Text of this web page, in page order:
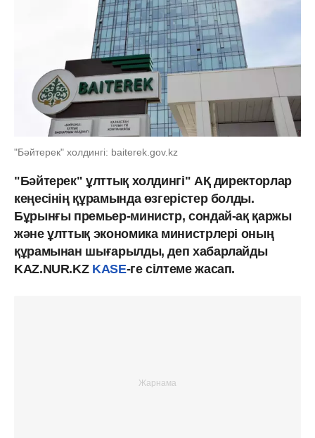
"Бәйтерек" холдингі: baiterek.gov.kz
"Бәйтерек" ұлттық холдингі" АҚ директорлар
кеңесінің құрамында өзгерістер болды.
Бұрынғы премьер-министр, сондай-ақ қаржы
және ұлттық экономика министрлері оның
құрамынан шығарылды, деп хабарлайды
KAZ.NUR.KZ KASE-ге сілтеме жасап.